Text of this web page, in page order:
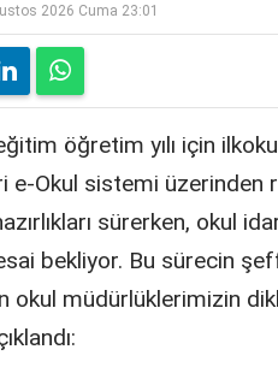
2026 Cuma 23:01
öğretim yılı için
e-Okul sistemi üzerinden
sürerken, okul
bekliyor. Bu sürecin
okul müdürlüklerimizin